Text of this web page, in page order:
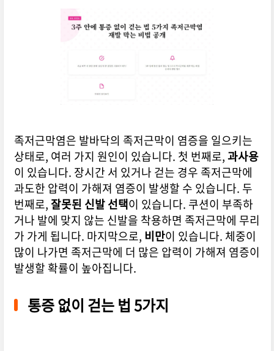
족저근막염은 발바닥의 족저근막이 염증을 일으키는
상태로, 여러 가지 원인이 있습니다. 첫 번째로,과사용
이 있습니다. 장시간 서 있거나 걷는 경우 족저근막에
과도한 압력이 가해져 염증이 발생할 수 있습니다. 두
번째로,잘못된 신발 선택이 있습니다. 쿠션이 부족하
거나 발에 맞지 않는 신발을 착용하면 족저근막에 무리
가 가게 됩니다. 마지막으로, 비만이 있습니다. 체중이
많이 나가면 족저근막에 더 많은 압력이 가해져 염증이
발생할 확률이 높아집니다.
통증 없이 걷는 법 5가지